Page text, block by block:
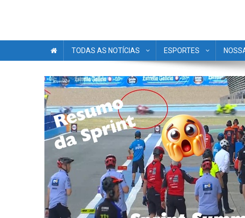
TODAS AS NOTÍCIAS ESPORTES